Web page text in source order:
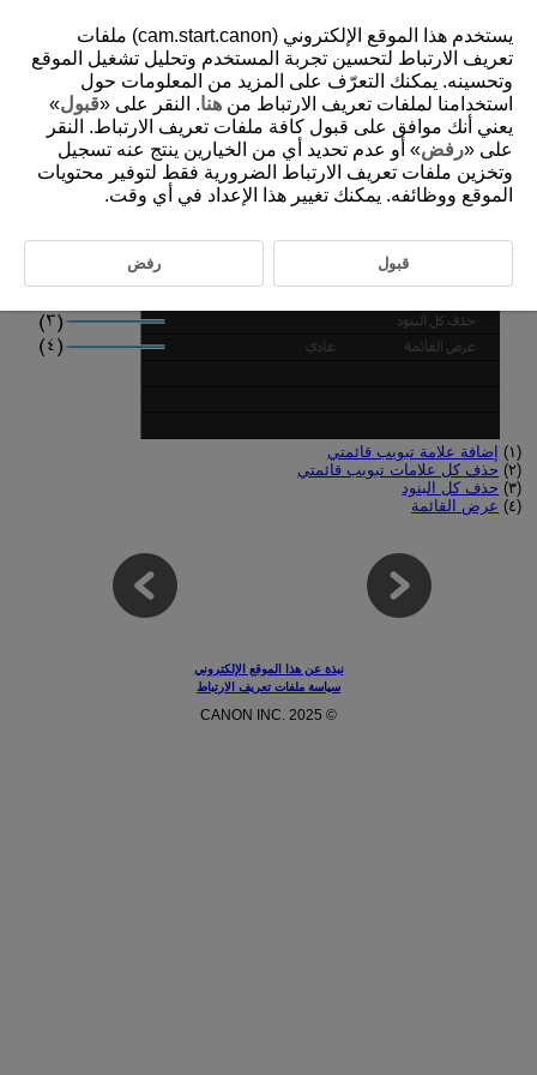
D090-203
قوائم علامات التبويب: قائمتي
(١)
إضافة علامة تبويب قائمتي
(٢)
حذف كل علامات تبويب قائمتي
(٣)
حذف كل البنود
(٤)
عرض القائمة
نبذة عن هذا الموقع الإلكتروني
سياسة ملفات تعريف الارتباط
© CANON INC. 2025
يستخدم هذا الموقع الإلكتروني (cam.start.canon) ملفات
تعريف الارتباط لتحسين تجربة المستخدم وتحليل تشغيل الموقع
وتحسينه. يمكنك التعرّف على المزيد من المعلومات حول
استخدامنا لملفات تعريف الارتباط من هنا. النقر على «قبول»
يعني أنك موافق على قبول كافة ملفات تعريف الارتباط. النقر
على «رفض» أو عدم تحديد أي من الخيارين ينتج عنه تسجيل
وتخزين ملفات تعريف الارتباط الضرورية فقط لتوفير محتويات
الموقع ووظائفه. يمكنك تغيير هذا الإعداد في أي وقت.
قبول رفض